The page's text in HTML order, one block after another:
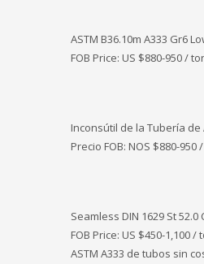
ASTM B36.10m A333 Gr6
FOB Price: US $880-950 /
Inconsútil de la Tubería
Precio FOB: NOS $880-950
Seamless DIN 1629 St
FOB Price: US $450-1,100
ASTM A333 de tubos sin